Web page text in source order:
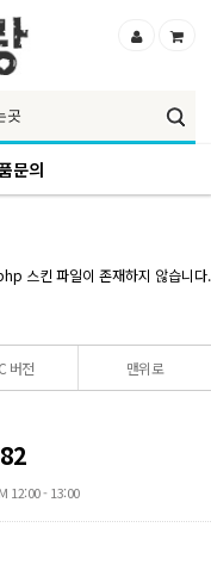
문의
킨 파일이 존재하지 않습니다.
버전 맨위로
12:00 - 13:00